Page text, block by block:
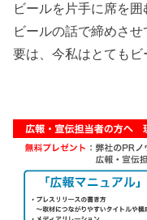
ビールを片手に席を囲
ビールの話で締めさ
要は、今私はとてもビ